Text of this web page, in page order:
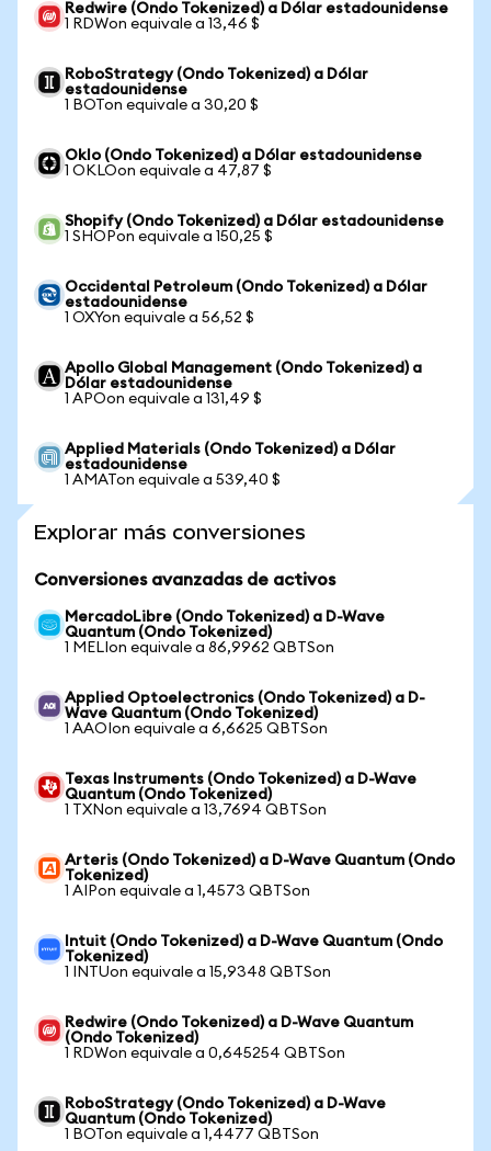
Redwire (Ondo Tokenized) a Dólar estadounidense
1 RDWon equivale a 13,46 $
RoboStrategy (Ondo Tokenized) a Dólar
estadounidense
1 BOTon equivale a 30,20 $
Oklo (Ondo Tokenized) a Dólar estadounidense
1 OKLOon equivale a 47,87 $
Shopify (Ondo Tokenized) a Dólar estadounidense
1 SHOPon equivale a 150,25 $
Occidental Petroleum (Ondo Tokenized) a Dólar
estadounidense
1 OXYon equivale a 56,52 $
Apollo Global Management (Ondo Tokenized) a
Dólar estadounidense
1 APOon equivale a 131,49 $
Applied Materials (Ondo Tokenized) a Dólar
estadounidense
1 AMATon equivale a 539,40 $
Explorar más conversiones
Conversiones avanzadas de activos
MercadoLibre (Ondo Tokenized) a D-Wave
Quantum (Ondo Tokenized)
1 MELIon equivale a 86,9962 QBTSon
Applied Optoelectronics (Ondo Tokenized) a D-
Wave Quantum (Ondo Tokenized)
1 AAOIon equivale a 6,6625 QBTSon
Texas Instruments (Ondo Tokenized) a D-Wave
Quantum (Ondo Tokenized)
1 TXNon equivale a 13,7694 QBTSon
Arteris (Ondo Tokenized) a D-Wave Quantum (Ondo
Tokenized)
1 AIPon equivale a 1,4573 QBTSon
Intuit (Ondo Tokenized) a D-Wave Quantum (Ondo
Tokenized)
1 INTUon equivale a 15,9348 QBTSon
Redwire (Ondo Tokenized) a D-Wave Quantum
(Ondo Tokenized)
1 RDWon equivale a 0,645254 QBTSon
RoboStrategy (Ondo Tokenized) a D-Wave
Quantum (Ondo Tokenized)
1 BOTon equivale a 1,4477 QBTSon